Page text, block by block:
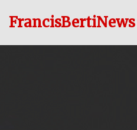
FrancisBertiNews